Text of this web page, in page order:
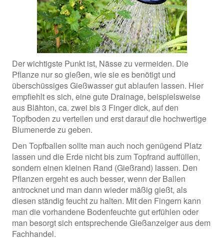
Der wichtigste Punkt ist, Nässe zu vermeiden. Die
Pflanze nur so gießen, wie sie es benötigt und
überschüssiges Gießwasser gut ablaufen lassen. Hier
empfiehlt es sich, eine gute Drainage, beispielsweise
aus Blähton, ca. zwei bis 3 Finger dick, auf den
Topfboden zu verteilen und erst darauf die hochwertige
Blumenerde zu geben.
Den Topfballen sollte man auch noch genügend Platz
lassen und die Erde nicht bis zum Topfrand auffüllen,
sondern einen kleinen Rand (Gießrand) lassen. Den
Pflanzen ergeht es auch besser, wenn der Ballen
antrocknet und man dann wieder mäßig gießt, als
diesen ständig feucht zu halten. Mit den Fingern kann
man die vorhandene Bodenfeuchte gut erfühlen oder
man besorgt sich entsprechende Gießanzeiger aus dem
Fachhandel.